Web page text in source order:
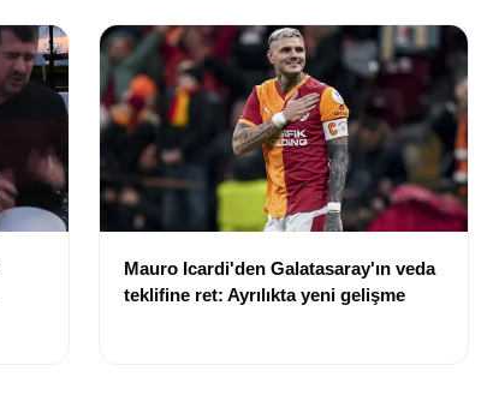
Mauro Icardi'den Galatasaray'ın veda
teklifine ret: Ayrılıkta yeni gelişme